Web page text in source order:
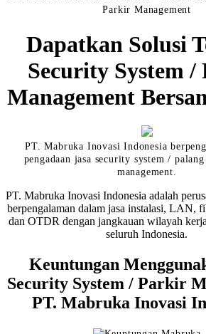
Parkir Management
Dapatkan Solusi
Security System
Management
PT. Mabruka Inovasi Indonesia
pengadaan jasa security system /
management.
PT. Mabruka Inovasi Indonesia adalah
berpengalaman dalam jasa instalasi, LAN,
dan OTDR dengan jangkauan wilayah
seluruh Indonesia.
Keuntungan
Security System / Parkir
PT. Mabruka Inovasi